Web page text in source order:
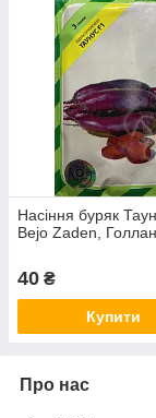
Насіння буряк
Bejo Zaden,
40 ₴
Купити
Про нас